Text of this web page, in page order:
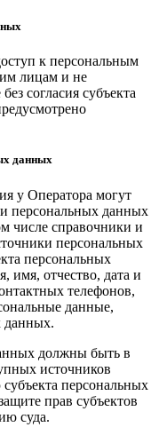
к персональным
лицам и не
согласия субъекта
данных
у Оператора могут
персональных данных
числе справочники и
персональных
персональных
имя, отчество, дата и
телефонов,
данные,
данных.
должны быть в
источников
персональных
прав субъектов
суда.